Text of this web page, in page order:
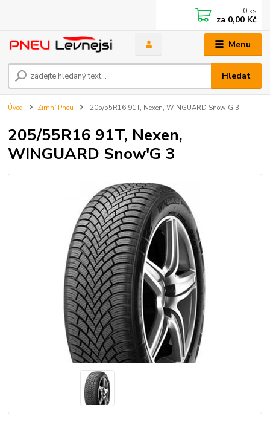
Menu
Hledat
0 ks
za 0,00 Kč
Úvod Zimní Pneu 205/55R16 91T, Nexen, WINGUARD Snow'G 3
205/55R16 91T, Nexen,
WINGUARD Snow'G 3